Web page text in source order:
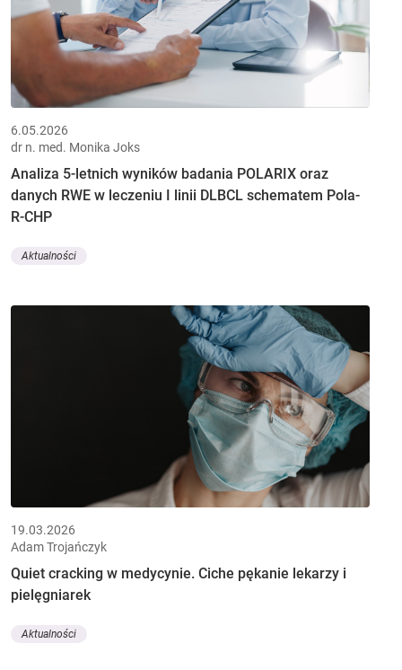
6.05.2026
dr n. med. Monika Joks
Analiza 5-letnich wyników badania POLARIX oraz
danych RWE w leczeniu I linii DLBCL schematem Pola-
R-CHP
Aktualności
19.03.2026
Adam Trojańczyk
Quiet cracking w medycynie. Ciche pękanie lekarzy i
pielęgniarek
Aktualności